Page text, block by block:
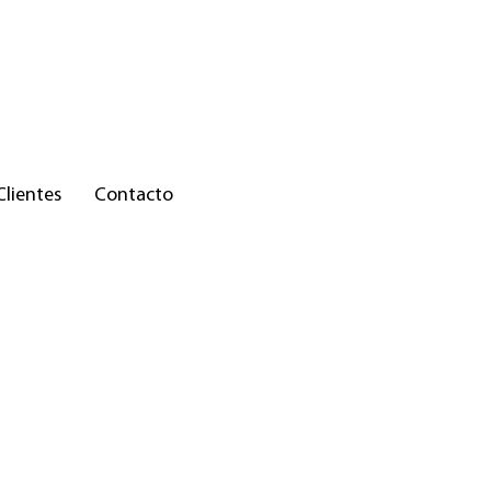
Contacto